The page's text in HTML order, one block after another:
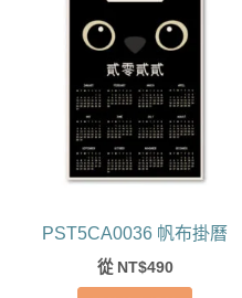
PST5CA0036 帆布掛曆
從 NT$490